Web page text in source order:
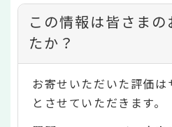
コ
ン
テ
ン
ツ
この情報は皆さま
たか？
お寄せいただいた評価は
とさせていただきます。